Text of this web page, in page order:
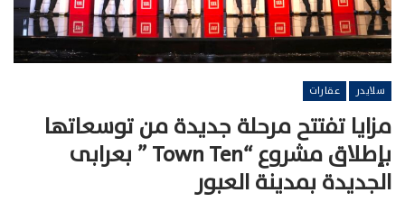
سلايدر عقارات
مزايا تفتتح مرحلة جديدة من توسعاتها
بإطلاق مشروع “Town Ten ” بعرابى
الجديدة بمدينة العبور